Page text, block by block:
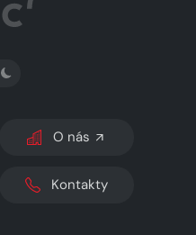
PŘEPNOUT SVĚTLÝ/TMAVÝ REŽIM
O nás
Kontakty